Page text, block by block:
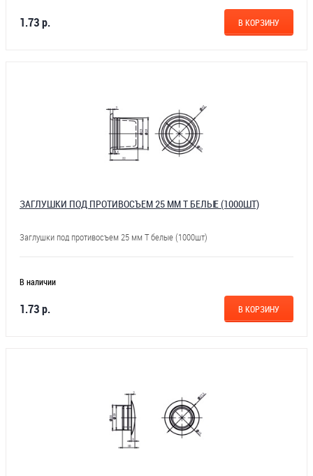
1.73 р. В КОРЗИНУ
ЗАГЛУШКИ ПОД ПРОТИВОСЪЕМ 25 ММ Т БЕЛЫЕ (1000ШТ)
Заглушки под противосъем 25 мм Т белые (1000шт)
В наличии
1.73 р. В КОРЗИНУ